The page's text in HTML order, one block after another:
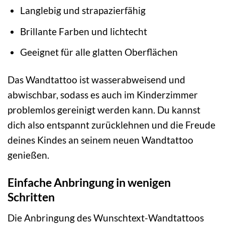
Langlebig und strapazierfähig
Brillante Farben und lichtecht
Geeignet für alle glatten Oberflächen
Das Wandtattoo ist wasserabweisend und
abwischbar, sodass es auch im Kinderzimmer
problemlos gereinigt werden kann. Du kannst
dich also entspannt zurücklehnen und die Freude
deines Kindes an seinem neuen Wandtattoo
genießen.
Einfache Anbringung in wenigen
Schritten
Die Anbringung des Wunschtext-Wandtattoos